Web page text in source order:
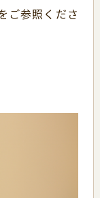
ご参照くださ